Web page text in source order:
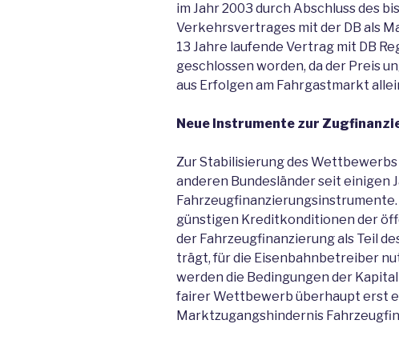
im Jahr 2003 durch Abschluss des
Verkehrsvertrages mit der DB als
13 Jahre laufende Vertrag mit DB
geschlossen worden, da der Preis
aus Erfolgen am Fahrgastmarkt
Neue Instrumente zur
Zur Stabilisierung des
anderen Bundesländer seit einigen
Fahrzeugfinanzierungsinstrumente.
günstigen Kreditkonditionen der
der Fahrzeugfinanzierung als Teil
trägt, für die Eisenbahnbetreiber
werden die Bedingungen der
fairer Wettbewerb überhaupt erst
Marktzugangshindernis